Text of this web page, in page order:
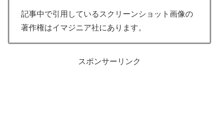
記事中で引用しているスクリーンショット画像の
著作権はイマジニア社にあります。
スポンサーリンク